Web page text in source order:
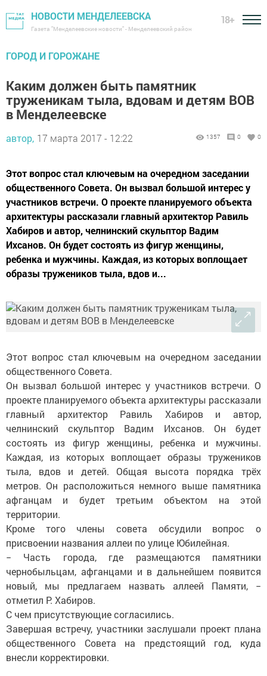
НОВОСТИ МЕНДЕЛЕЕВСКА
Газета "Менделеевские новости" - Менделеевский район
18+
ГОРОД И ГОРОЖАНЕ
Каким должен быть памятник
труженикам тыла, вдовам и детям ВОВ
в Менделеевске
автор, 17 марта 2017 - 12:22 1357 0 0
Этот вопрос стал ключевым на очередном заседании
общественного Совета. Он вызвал большой интерес у
участников встречи. О проекте планируемого объекта
архитектуры рассказали главный архитектор Равиль
Хабиров и автор, челнинский скульптор Вадим
Ихсанов. Он будет состоять из фигур женщины,
ребенка и мужчины. Каждая, из которых воплощает
образы тружеников тыла, вдов и...
Этот вопрос стал ключевым на очередном заседании
общественного Совета.
Он вызвал большой интерес у участников встречи. О
проекте планируемого объекта архитектуры рассказали
главный архитектор Равиль Хабиров и автор,
челнинский скульптор Вадим Ихсанов. Он будет
состоять из фигур женщины, ребенка и мужчины.
Каждая, из которых воплощает образы тружеников
тыла, вдов и детей. Общая высота порядка трёх
метров. Он расположиться немного выше памятника
афганцам и будет третьим объектом на этой
территории.
Кроме того члены совета обсудили вопрос о
присвоении названия аллеи по улице Юбилейная.
− Часть города, где размещаются памятники
чернобыльцам, афганцами и в дальнейшем появится
новый, мы предлагаем назвать аллеей Памяти, −
отметил Р. Хабиров.
С чем присутствующие согласились.
Завершая встречу, участники заслушали проект плана
общественного Совета на предстоящий год, куда
внесли корректировки.